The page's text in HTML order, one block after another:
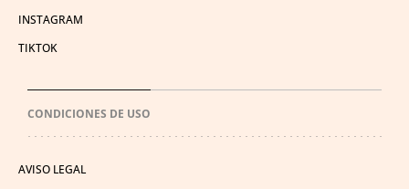
INSTAGRAM
TIKTOK
CONDICIONES DE USO
AVISO LEGAL